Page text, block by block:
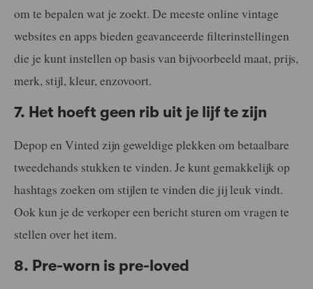
om te bepalen wat je zoekt. De meeste online vintage
websites en apps bieden geavanceerde filterinstellingen
die je kunt instellen op basis van bijvoorbeeld maat, prijs,
merk, stijl, kleur, enzovoort.
7. Het hoeft geen rib uit je lijf te zijn
Depop en Vinted zijn geweldige plekken om betaalbare
tweedehands stukken te vinden. Je kunt gemakkelijk op
hashtags zoeken om stijlen te vinden die jij leuk vindt.
Ook kun je de verkoper een bericht sturen om vragen te
stellen over het item.
8. Pre-worn is pre-loved